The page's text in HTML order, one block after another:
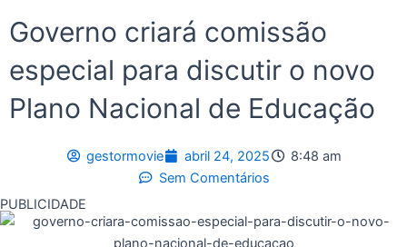
Governo criará comissão
especial para discutir o novo
Plano Nacional de Educação
gestormovie abril 24, 2025
8:48 am
Sem Comentários
PUBLICIDADE